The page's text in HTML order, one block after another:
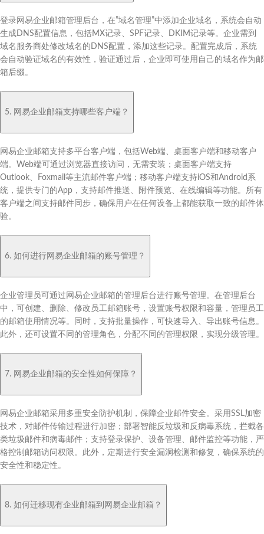
登录网易企业邮箱管理后台，在”域名管理”中添加企业域名，系统会自动
生成DNS配置信息，包括MX记录、SPF记录、DKIM记录等。企业需到
域名服务商处修改域名的DNS配置，添加这些记录。配置完成后，系统
会自动验证域名的有效性，验证通过后，企业即可使用自己的域名作为邮
箱后缀。
5. 网易企业邮箱支持哪些客户端？
网易企业邮箱支持多平台客户端，包括Web端、桌面客户端和移动客户
端。Web端可通过浏览器直接访问，无需安装；桌面客户端支持
Outlook、Foxmail等主流邮件客户端；移动客户端支持iOS和Android系
统，提供专门的App，支持邮件推送、附件预览、在线编辑等功能。所有
客户端之间支持邮件同步，确保用户在任何设备上都能获取一致的邮件体
验。
6. 如何进行网易企业邮箱的账号管理？
企业管理员可通过网易企业邮箱的管理后台进行账号管理。在管理后台
中，可创建、删除、修改员工邮箱账号，设置账号权限和容量，管理员工
的邮箱使用情况等。同时，支持批量操作，可快速导入、导出账号信息。
此外，还可设置不同的管理角色，分配不同的管理权限，实现分级管理。
7. 网易企业邮箱的安全性如何保障？
网易企业邮箱采用多重安全防护机制，保障企业邮件安全。采用SSL加密
技术，对邮件传输过程进行加密；部署智能反垃圾和反病毒系统，拦截各
类垃圾邮件和病毒邮件；支持登录保护、设备管理、邮件监控等功能，严
格控制邮箱访问权限。此外，定期进行安全漏洞检测和修复，确保系统的
安全性和稳定性。
8. 如何迁移现有企业邮箱到网易企业邮箱？